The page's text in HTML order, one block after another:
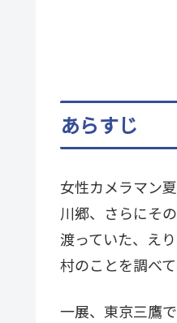
あらすじ
女性カメラマン
川郷、さらにそ
渡っていた、え
村のことを調べ
一展、東京三鷹